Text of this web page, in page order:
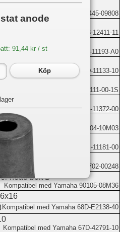
Kompatibel med Yamaha 90445-09808
Kompatibel med Yamaha 688-12411-11
cover gasket
Kompatibel med Yamaha 69M-11193-A0
GUIDE BUSH
Kompatibel med Yamaha 67D-11133-10
head assembly
med Yamaha 69M-E1111-00-1S
Kompatibel med Yamaha 676-11372-00
Kompatibel med Yamaha 93604-10M03
head gasket
Kompatibel med Yamaha 69M-11181-00
Kompatibel med Yamaha 94702-00248
head bolt B
Kompatibel med Yamaha 90105-08M36
Kompatibel med Yamaha 68D-E2138-40
Kompatibel med Yamaha 67D-42791-10
anode
91,44 kr / st
Köp
följande sidor: